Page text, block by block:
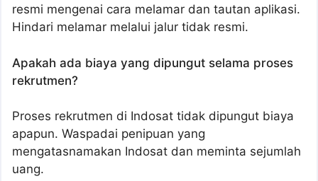
resmi mengenai cara melamar dan tautan aplikasi.
Hindari melamar melalui jalur tidak resmi.
Apakah ada biaya yang dipungut selama proses
rekrutmen?
Proses rekrutmen di Indosat tidak dipungut biaya
apapun. Waspadai penipuan yang
mengatasnamakan Indosat dan meminta sejumlah
uang.